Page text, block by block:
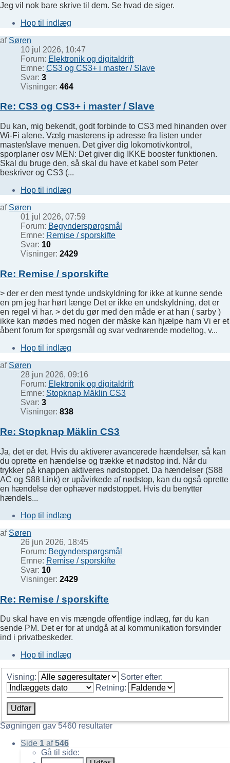
Jeg vil nok bare skrive til dem. Se hvad de siger.
Hop til indlæg
af Søren
10 jul 2026, 10:47
Forum: Elektronik og digitaldrift
Emne: CS3 og CS3+ i master / Slave
Svar: 3
Visninger: 464
Re: CS3 og CS3+ i master / Slave
Du kan, mig bekendt, godt forbinde to CS3 med hinanden over
Wi-Fi alene. Vælg masterens ip adresse fra listen under
master/slave menuen. Det giver dig lokomotivkontrol,
sporplaner osv MEN: Det giver dig IKKE booster funktionen.
Skal du bruge den, så skal du have et kabel som Peter
beskriver og CS3 (...
Hop til indlæg
af Søren
01 jul 2026, 07:59
Forum: Begynderspørgsmål
Emne: Remise / sporskifte
Svar: 10
Visninger: 2429
Re: Remise / sporskifte
> der er den mest tynde undskyldning for ikke at kunne sende
en pm jeg har hørt længe Det er ikke en undskyldning, det er
en regel vi har. > det du gør med den måde er at han ( sarby )
ikke kan mødes med nogen der måske kan hjælpe ham Vi er et
åbent forum for spørgsmål og svar vedrørende modeltog, v...
Hop til indlæg
af Søren
28 jun 2026, 09:16
Forum: Elektronik og digitaldrift
Emne: Stopknap Mäklin CS3
Svar: 3
Visninger: 838
Re: Stopknap Mäklin CS3
Ja, det er det. Hvis du aktiverer avancerede hændelser, så kan
du oprette en hændelse og trække et nødstop ind. Når du
trykker på knappen aktiveres nødstoppet. Da hændelser (S88
AC og S88 Link) er upåvirkede af nødstop, kan du også oprette
en hændelse der ophæver nødstoppet. Hvis du benytter
hændels...
Hop til indlæg
af Søren
26 jun 2026, 18:45
Forum: Begynderspørgsmål
Emne: Remise / sporskifte
Svar: 10
Visninger: 2429
Re: Remise / sporskifte
Du skal have en vis mængde offentlige indlæg, før du kan
sende PM. Det er for at undgå at al kommunikation forsvinder
ind i privatbeskeder.
Hop til indlæg
Visning:
Sorter efter:
Retning:
Søgningen gav 5460 resultater
Side 1 af546
Gå til side: